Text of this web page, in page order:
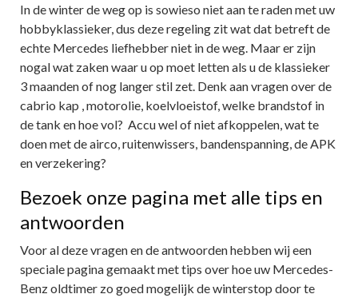
In de winter de weg op is sowieso niet aan te raden met uw
hobbyklassieker, dus deze regeling zit wat dat betreft de
echte Mercedes liefhebber niet in de weg. Maar er zijn
nogal wat zaken waar u op moet letten als u de klassieker
3 maanden of nog langer stil zet. Denk aan vragen over de
cabrio kap , motorolie, koelvloeistof, welke brandstof in
de tank en hoe vol? Accu wel of niet afkoppelen, wat te
doen met de airco, ruitenwissers, bandenspanning, de APK
en verzekering?
Bezoek onze pagina met alle tips en
antwoorden
Voor al deze vragen en de antwoorden hebben wij een
speciale pagina gemaakt met tips over hoe uw Mercedes-
Benz oldtimer zo goed mogelijk de winterstop door te